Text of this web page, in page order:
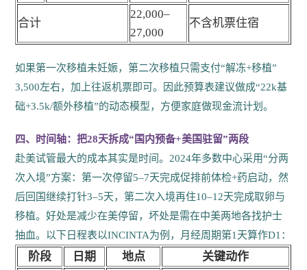
合计
22,000–
27,000
不含机票住宿
如果第一次移植未妊娠，第二次移植只需支付“解冻+移植”
3,500左右，加上往返机票即可。因此预算表建议做成“22k基
础+3.5k/额外移植”的动态模型，方便家庭做现金流计划。
四、时间轴：把28天拆成“国内预备+美国驻留”两段
赴美试管最大的成本其实是时间。2024年多数中心采用“分两
次入境”方案：第一次停留5–7天完成促排前体检+药启动，然
后回国继续打针3–5天，第二次入境再住10–12天完成取卵与
移植。好处是减少在美停留，坏处是需在中美两地各找护士
抽血。以下日程表以INCINTA为例，月经周期第1天算作D1：
阶段 日期 地点 关键动作